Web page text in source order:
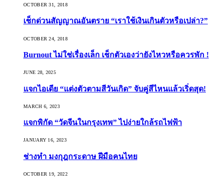
OCTOBER 31, 2018
เช็กด่วนสัญญาณอันตราย “เราใช้เงินเกินตัวหรือเปล่า?”
OCTOBER 24, 2018
Burnout ไม่ใช่เรื่องเล็ก เช็กตัวเองว่ายังไหวหรือควรพัก !
JUNE 28, 2025
แจกไอเดีย “แต่งตัวตามสีวันเกิด” จับคู่สีไหนแล้วเริ่ดสุด!
MARCH 6, 2023
แจกพิกัด “วัดจีนในกรุงเทพ” ไปง่ายใกล้รถไฟฟ้า
JANUARY 16, 2023
ช่างทำ มงกุฎกระดาษ ฝีมือคนไทย
OCTOBER 19, 2022